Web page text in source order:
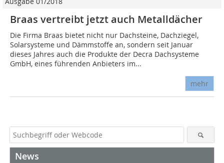
Braas vertreibt jetzt auch Metalldächer
Die Firma Braas bietet nicht nur Dachsteine, Dachziegel,
Solarsysteme und Dämmstoffe an, sondern seit Januar
dieses Jahres auch die Produkte der Decra Dachsysteme
GmbH, eines führenden Anbieters im...
mehr
News